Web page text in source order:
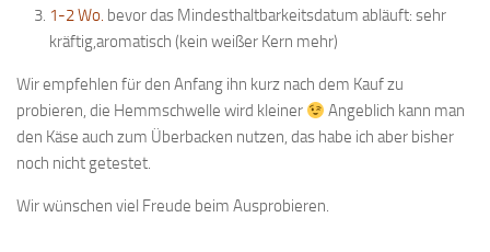
1-2 Wo. bevor das Mindesthaltbarkeitsdatum abläuft: sehr
kräftig,aromatisch (kein weißer Kern mehr)
Wir empfehlen für den Anfang ihn kurz nach dem Kauf zu
probieren, die Hemmschwelle wird kleiner
Angeblich kann man
den Käse auch zum Überbacken nutzen, das habe ich aber bisher
noch nicht getestet.
Wir wünschen viel Freude beim Ausprobieren.